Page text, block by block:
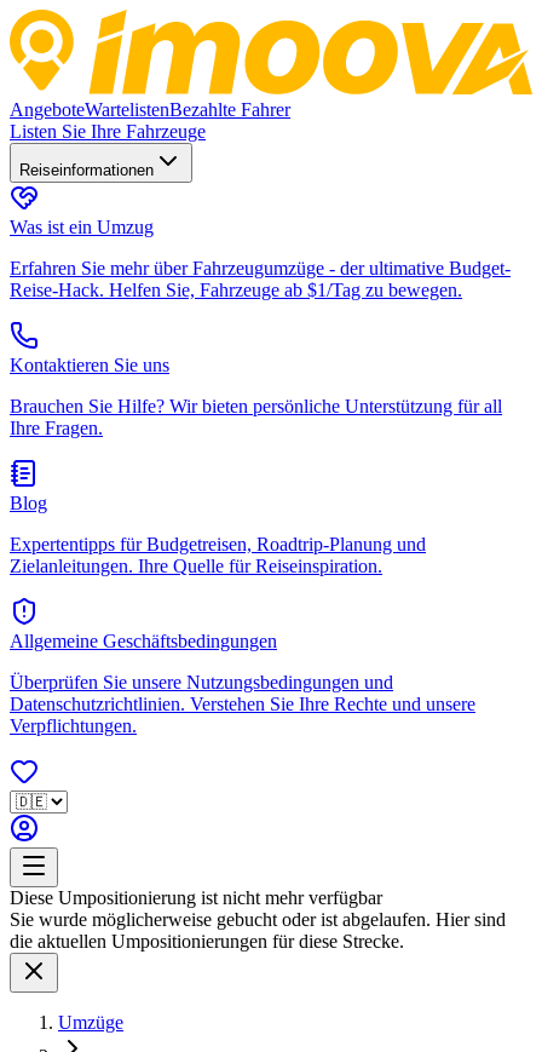
AngeboteWartelistenBezahlte Fahrer
Listen Sie Ihre Fahrzeuge
Reiseinformationen
Was ist ein Umzug
Erfahren Sie mehr über Fahrzeugumzüge - der ultimative Budget-
Reise-Hack. Helfen Sie, Fahrzeuge ab $1/Tag zu bewegen.
Kontaktieren Sie uns
Brauchen Sie Hilfe? Wir bieten persönliche Unterstützung für all
Ihre Fragen.
Blog
Expertentipps für Budgetreisen, Roadtrip-Planung und
Zielanleitungen. Ihre Quelle für Reiseinspiration.
Allgemeine Geschäftsbedingungen
Überprüfen Sie unsere Nutzungsbedingungen und
Datenschutzrichtlinien. Verstehen Sie Ihre Rechte und unsere
Verpflichtungen.
Diese Umpositionierung ist nicht mehr verfügbar
Sie wurde möglicherweise gebucht oder ist abgelaufen. Hier sind
die aktuellen Umpositionierungen für diese Strecke.
Umzüge